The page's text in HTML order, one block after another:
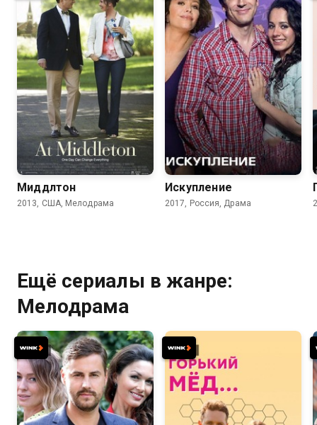
6.8 6.5
Миддлтон
2013, США, Мелодрама
6.2
Искупление
2017, Россия, Драма
Ещё сериалы в жанре:
Мелодрама